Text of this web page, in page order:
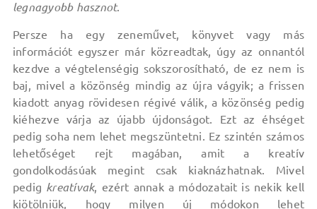
legnagyobb hasznot.
Persze ha egy zeneművet, könyvet vagy más
információt egyszer már közreadtak, úgy az onnantól
kezdve a végtelenségig sokszorosítható, de ez nem is
baj, mivel a közönség mindig az újra vágyik; a frissen
kiadott anyag rövidesen régivé válik, a közönség pedig
kiéhezve várja az újabb újdonságot. Ezt az éhséget
pedig soha nem lehet megszüntetni. Ez szintén számos
lehetőséget rejt magában, amit a kreatív
gondolkodásúak megint csak kiaknázhatnak. Mivel
pedig kreatívak, ezért annak a módozatait is nekik kell
kiötölniük, hogy milyen új módokon lehet